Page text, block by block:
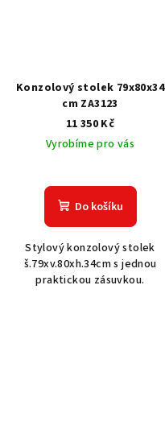
Konzolový stolek 79x80x34
cm ZA3123
11 350 Kč
Vyrobíme pro vás
Do košíku
Stylový konzolový stolek
š.79xv.80xh.34cm s jednou
praktickou zásuvkou.